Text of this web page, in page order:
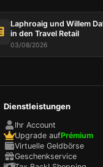
Laphroaig und Willem
in den Travel Retail
03/08/2026
Dienstleistungen
Ihr Account
Upgrade aufPrémium
Virtuelle Geldbörse
Geschenkservice